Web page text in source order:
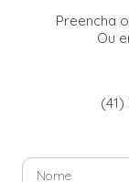
Preencha
Ou
(41)